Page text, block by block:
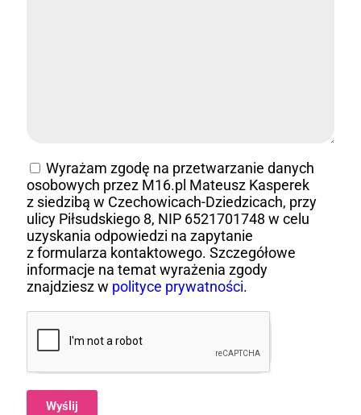
Wyrażam zgodę na przetwarzanie danych
osobowych przez M16.pl Mateusz Kasperek
z siedzibą w Czechowicach-Dziedzicach, przy
ulicy Piłsudskiego 8, NIP 6521701748 w celu
uzyskania odpowiedzi na zapytanie
z formularza kontaktowego. Szczegółowe
informacje na temat wyrażenia zgody
znajdziesz w polityce prywatności.
Wyślij